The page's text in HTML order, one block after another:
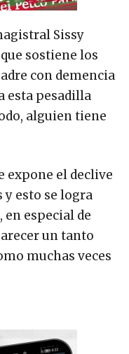
Sissy
sostiene los
con demencia
esta pesadilla
alguien tiene
expone el declive
y esto se logra
en especial de
un tanto
muchas veces